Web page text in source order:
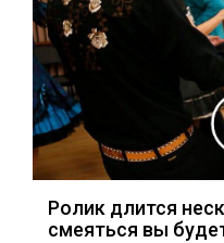
Ролик длится
смеяться вы